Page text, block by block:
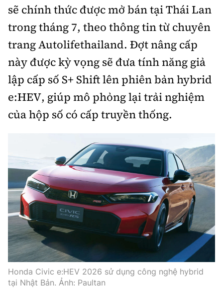
Lái xe an toàn
Bồi thường bảo hiểm
Xe xanh
Video
Review xe
Giới thiệu xe
Tư vấn
Ảnh
Ô tô
Cơ quan chủ quản: Bộ Xây dựng
Tổng biên tập:Nguyễn Thị Hồng Nga
Trưởng ban Ô tô - Xe máy:Nguyễn Tiến Mạnh
Giấy phép số: 03/GP-BC, cấp ngày 22/4/2025
Chuyên trang của Báo Xây dựng
Tòa soạn: Số 2 Nguyễn Công Hoan, phường Giảng Võ,
Hà Nội.
Hotline: 0967 376 459;
sẽ chính thức được mở bán tại Thái Lan
trong tháng 7, theo thông tin từ chuyên
trang Autolifethailand. Đợt nâng cấp
này được kỳ vọng sẽ đưa tính năng giả
lập cấp số S+ Shift lên phiên bản hybrid
e:HEV, giúp mô phỏng lại trải nghiệm
của hộp số có cấp truyền thống.
Honda Civic e:HEV 2026 sử dụng công nghệ hybrid
tại Nhật Bản. Ảnh: Paultan